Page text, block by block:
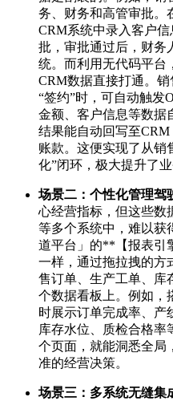
务、财务和高管审批。
CRM系统中录入客户
批，审批通过后，财务
统。而利用无代码平台
CRM数据直接打通。
“签约”时，可自动触发
金额、客户信息等数据
结果能自动回写至
账款。这便实现了从销
化”闭环，极大提升了
场景二：个性化管理驾
心经营指标，但这些数
等多个系统中，难以获
道平台」的**【报表引
一样，通过拖拉拽的方
售订单、生产工单、库
个数据看板上。例如，
时展示订单完成率、产
库存水位、质检合格率
个页面，就能洞悉全局
准的经营决策。
场景三：多系统无缝集